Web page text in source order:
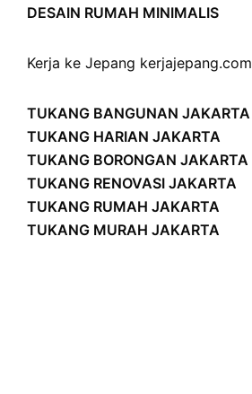
DESAIN RUMAH MINIMALIS
Kerja ke Jepang kerjajepang.com
TUKANG BANGUNAN JAKARTA
TUKANG HARIAN JAKARTA
TUKANG BORONGAN JAKARTA
TUKANG RENOVASI JAKARTA
TUKANG RUMAH JAKARTA
TUKANG MURAH JAKARTA